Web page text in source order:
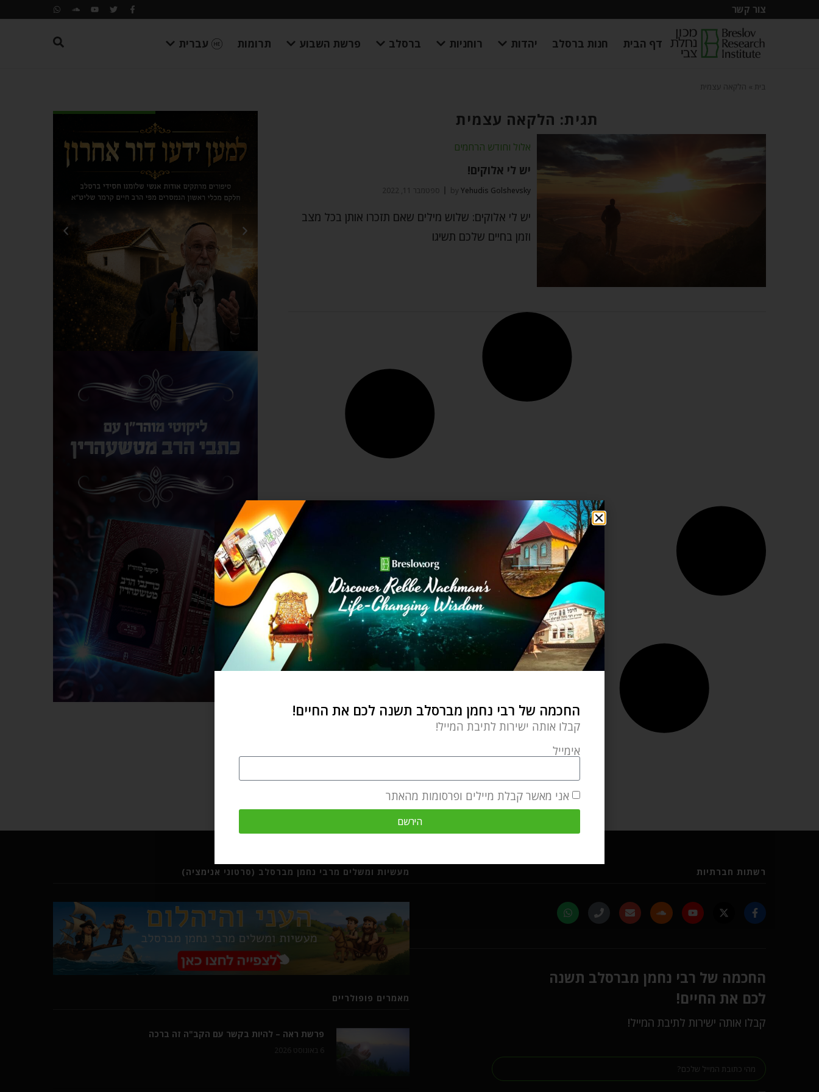
צור קשר
דף הבית חנות ברסלב יהדות רוחניות ברסלב פרשת השבוע תרומות עברית
בית הלקאה עצמית
תגית: הלקאה עצמית
אלול וחודש הרחמים
יש לי אלוקים!
by Yehudis Golshevsky ספטמבר 11, 2022
יש לי אלוקים: שלוש מילים שאם תזכרו אותן בכל מצב
וזמן בחיים שלכם תשיגו
רשתות חברתיות
החכמה של רבי נחמן מברסלב תשנה
לכם את החיים!
קבלו אותה ישירות לתיבת המייל!
מעשיות ומשלים מרבי נחמן מברסלב (סרטוני אנימציה)
מאמרים פופולריים
פרשת ראה – להיות בקשר עם הקב"ה זה ברכה
החכמה של רבי נחמן מברסלב תשנה לכם את החיים!
קבלו אותה ישירות לתיבת המייל!
אימייל
אני מאשר קבלת מיילים ופרסומות מהאתר
הירשם